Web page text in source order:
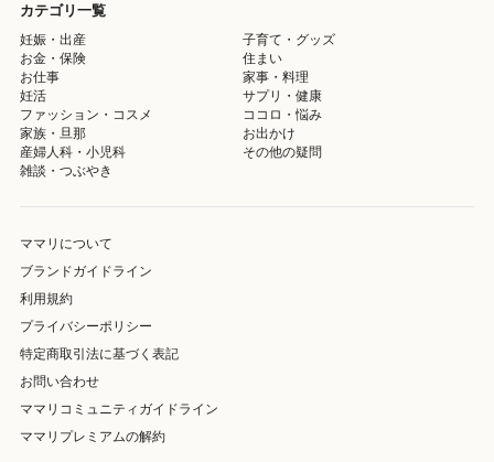
カテゴリ一覧
妊娠・出産
子育て・グッズ
お金・保険
住まい
お仕事
家事・料理
妊活
サプリ・健康
ファッション・コスメ
ココロ・悩み
家族・旦那
お出かけ
産婦人科・小児科
その他の疑問
雑談・つぶやき
ママリについて
ブランドガイドライン
利用規約
プライバシーポリシー
特定商取引法に基づく表記
お問い合わせ
ママリコミュニティガイドライン
ママリプレミアムの解約